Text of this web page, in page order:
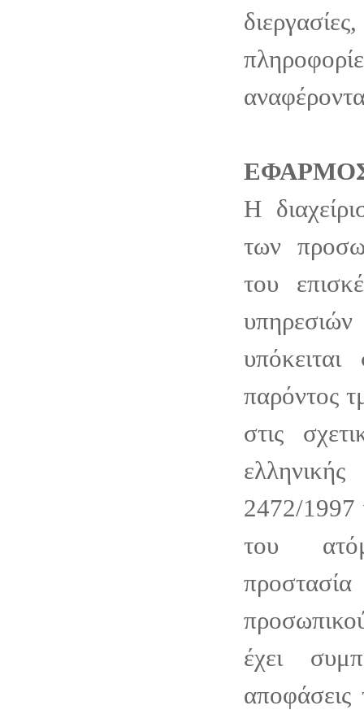
Η
των
του
παρόντος
στις
2472/1997
του
έχει